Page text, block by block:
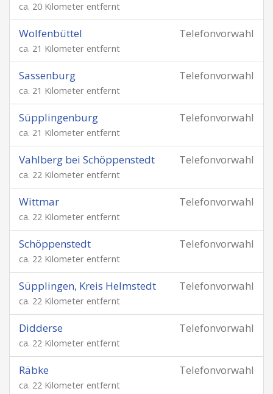
ca. 20 Kilometer entfernt
Telefonvorwahl
Wolfenbüttel
ca. 21 Kilometer entfernt
Telefonvorwahl
Sassenburg
ca. 21 Kilometer entfernt
Telefonvorwahl
Süpplingenburg
ca. 21 Kilometer entfernt
Telefonvorwahl
Vahlberg bei Schöppenstedt
ca. 22 Kilometer entfernt
Telefonvorwahl
Wittmar
ca. 22 Kilometer entfernt
Telefonvorwahl
Schöppenstedt
ca. 22 Kilometer entfernt
Telefonvorwahl
Süpplingen, Kreis Helmstedt
ca. 22 Kilometer entfernt
Telefonvorwahl
Didderse
ca. 22 Kilometer entfernt
Telefonvorwahl
Räbke
ca. 22 Kilometer entfernt